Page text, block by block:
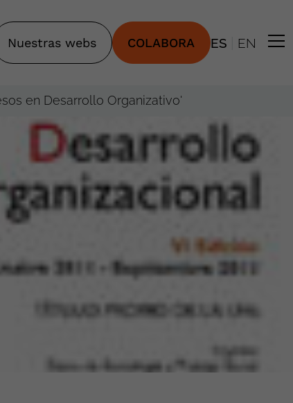
Nuestras webs COLABORA ES EN
en Desarrollo Organizativo'